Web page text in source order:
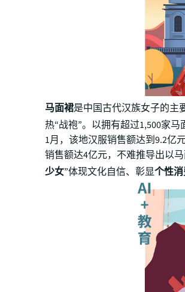
马面裙是中国古代汉族女子的主
热“战袍”。以拥有超过1,500家
1月，该地汉服销售额达到9.2亿
销售额达4亿元，不难推导出以
少女”体现文化自信、彰显个性